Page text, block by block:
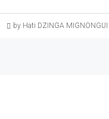
by Hati DZINGA MIGNONGUI